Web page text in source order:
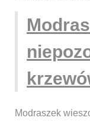
Modraszek